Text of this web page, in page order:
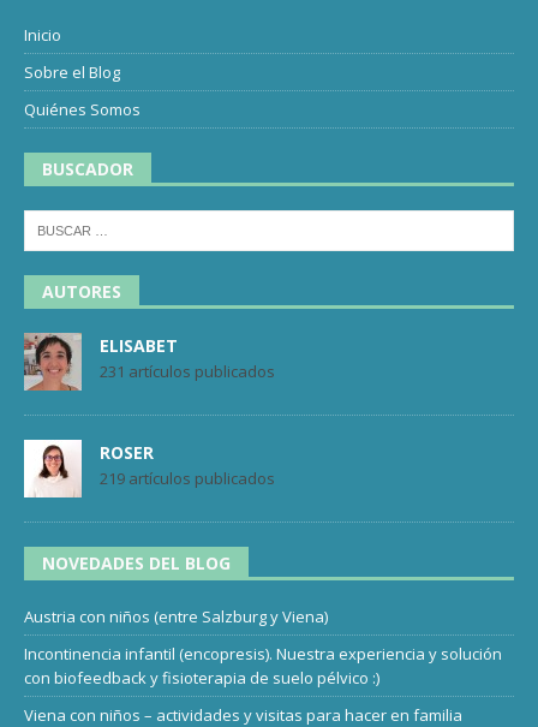
Inicio
Sobre el Blog
Quiénes Somos
BUSCADOR
AUTORES
ELISABET
231 artículos publicados
ROSER
219 artículos publicados
NOVEDADES DEL BLOG
Austria con niños (entre Salzburg y Viena)
Incontinencia infantil (encopresis). Nuestra experiencia y solución
con biofeedback y fisioterapia de suelo pélvico :)
Viena con niños – actividades y visitas para hacer en familia